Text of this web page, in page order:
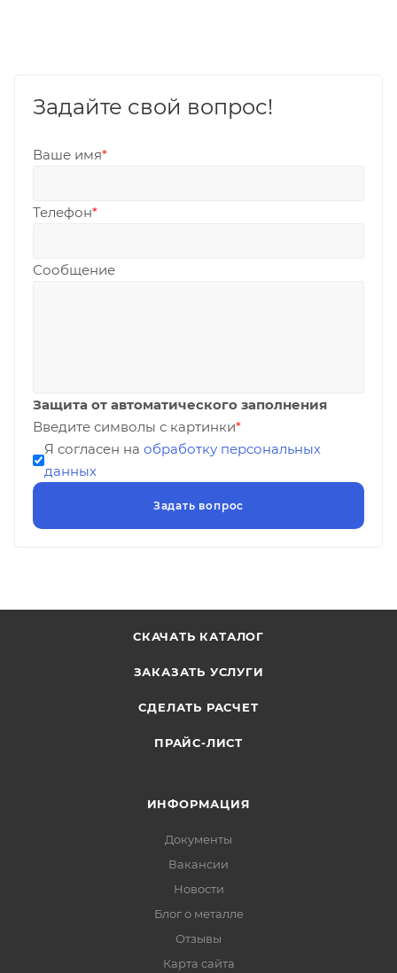
Задайте свой вопрос!
Ваше имя*
Телефон*
Сообщение
Защита от автоматического заполнения
Введите символы с картинки*
Я согласен на обработку персональных
данных
СКАЧАТЬ КАТАЛОГ
ЗАКАЗАТЬ УСЛУГИ
СДЕЛАТЬ РАСЧЕТ
ПРАЙС-ЛИСТ
ИНФОРМАЦИЯ
Документы
Вакансии
Новости
Блог о металле
Отзывы
Карта сайта